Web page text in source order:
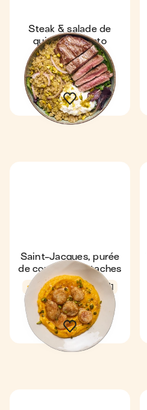
Steak & salade de
quinoa au pesto
Express
4,6
12 min
1
Saint-Jacques, purée
de courge & pistaches
4,7 36 min 1